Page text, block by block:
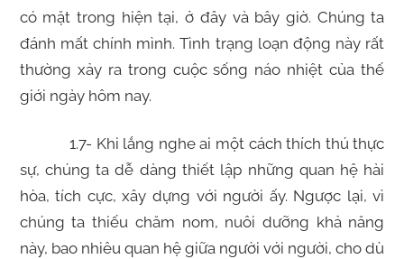
có mặt trong hiện tại, ở đây và bây giờ. Chúng ta
đánh mất chính mình. Tình trạng loạn động này rất
thường xảy ra trong cuộc sống náo nhiệt của thế
giới ngày hôm nay.
1.7- Khi lắng nghe ai một cách thích thú thực
sự, chúng ta dễ dàng thiết lập những quan hệ hài
hòa, tích cực, xây dựng với người ấy. Ngược lại, vì
chúng ta thiếu chăm nom, nuôi dưỡng khả năng
này, bao nhiêu quan hệ giữa người với người, cho dù